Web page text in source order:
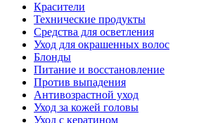
Красители
Технические продукты
Средства для осветления
Уход для окрашенных волос
Блонды
Питание и восстановление
Против выпадения
Антивозрастной уход
Уход за кожей головы
Уход с кератином